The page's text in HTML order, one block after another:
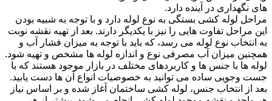
های نگهداری در آینده دارد.
مراحل لوله کشی بستگی به نوع لوله دارد و با توجه به شبیه بودن
این مراحل تفاوت هایی را نیز با یکدیگر دارند. بعد از تهیه نقشه نوبت
به انتخاب نوع لوله می رسد، که باید با توجه به میزان فشار آب و
همچنین میزان آب مصرفی نوع و اندازه لوله ها مشخص و تهیه شود.
لوله ها با جنس ها و کاربردهای مختلف در بازار موجود هستند که با
جست وجویی ساده می توانید به خصوصیات انواع آن ها دست یابید.
بعد از انتخاب جنس، لوله کشی ساختمان آغاز شده و بر اساس نیاز